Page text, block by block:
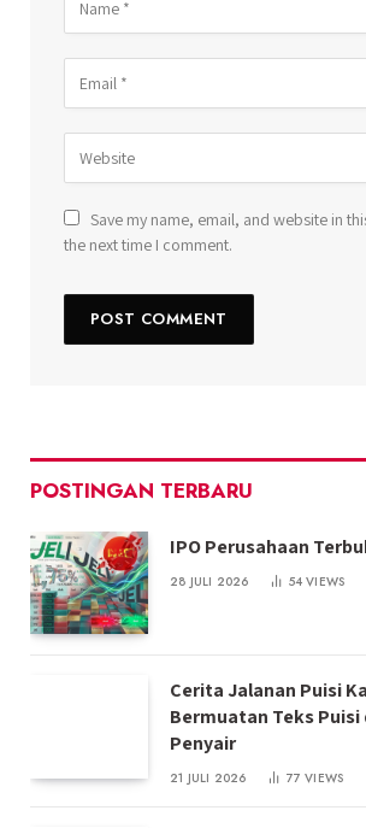
Save my name, email, and website in
the next time I comment.
POSTINGAN TERBARU
IPO Perusahaan
28 JULI 2026 54VIEWS
Cerita Jalanan Puisi
Bermuatan Teks
Penyair
21 JULI 2026 77VIEWS